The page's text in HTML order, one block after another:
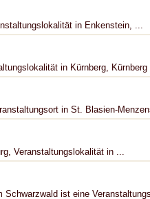
in Enkenstein, ...
in Kürnberg, Kürnberg
in St. Blasien-
Veranstaltungslokalität in ...
Schwarzwald ist eine